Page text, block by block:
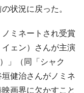
状況に戻った。
ミネートされ受賞
ェン）さんが主演
」（同「シャク
健治さんがノミネ
画界に欠かすこと